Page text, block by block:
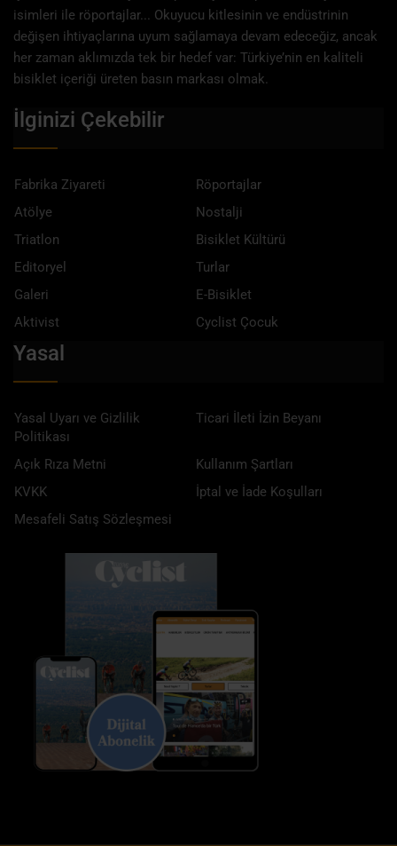
isimleri ile röportajlar... Okuyucu kitlesinin ve endüstrinin
değişen ihtiyaçlarına uyum sağlamaya devam edeceğiz, ancak
her zaman aklımızda tek bir hedef var: Türkiye’nin en kaliteli
bisiklet içeriği üreten basın markası olmak.
İlginizi Çekebilir
Fabrika Ziyareti
Röportajlar
Atölye
Nostalji
Triatlon
Bisiklet Kültürü
Editoryel
Turlar
Galeri
E-Bisiklet
Aktivist
Cyclist Çocuk
Yasal
Yasal Uyarı ve Gizlilik
Politikası
Ticari İleti İzin Beyanı
Açık Rıza Metni
Kullanım Şartları
KVKK
İptal ve İade Koşulları
Mesafeli Satış Sözleşmesi